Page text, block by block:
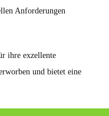
Anforderungen
ihre exzellente
und bietet eine